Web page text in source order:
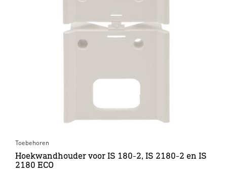
Toebehoren
Hoekwandhouder voor IS 180-2, IS 2180-2 en IS
2180 ECO